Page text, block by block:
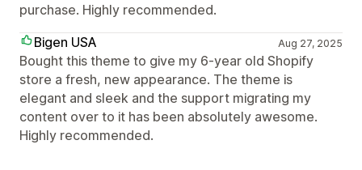
purchase. Highly recommended.
Bigen USA
Aug 27, 2025
Bought this theme to give my 6-year old Shopify
store a fresh, new appearance. The theme is
elegant and sleek and the support migrating my
content over to it has been absolutely awesome.
Highly recommended.